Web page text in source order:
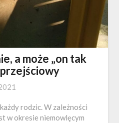
a może „on tak
przejściowy
rodzic. W zależności
w okresie niemowlęcym